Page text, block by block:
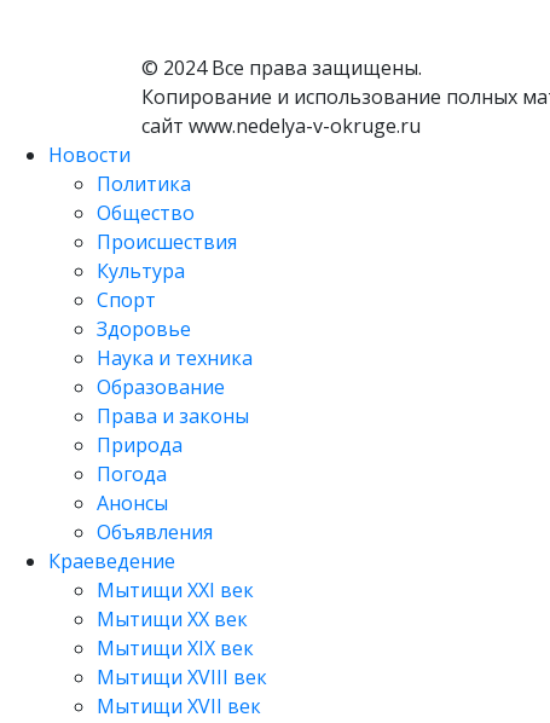
© 2024 Все права защищены.
Копирование и использование полных
сайт www.nedelya-v-okruge.ru
Новости
Политика
Общество
Происшествия
Культура
Спорт
Здоровье
Наука и техника
Образование
Права и законы
Природа
Погода
Анонсы
Объявления
Краеведение
Мытищи XXI век
Мытищи XX век
Мытищи XIX век
Мытищи XVIII век
Мытищи XVII век